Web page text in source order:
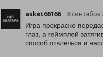
asket66166 8 сентября
Игра прекрасно
глаз, а геймплей
способ отвлечься и